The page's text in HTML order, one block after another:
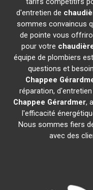
d'entretien de
sommes convaincus
de pointe vous
pour votre
équipe de plombiers
questions et
Chappee
réparation,
Chappee Gérardmer,
l'efficacité
Nous sommes fiers
avec des